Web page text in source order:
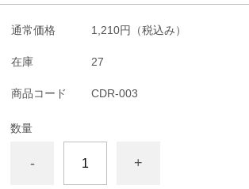
通常価格 1,210円 （税込み）
在庫 27
商品コード CDR-003
数量
- +